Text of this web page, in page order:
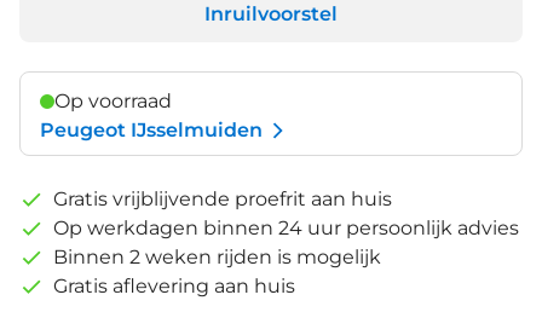
Inruilvoorstel
Op voorraad
Peugeot IJsselmuiden
Gratis vrijblijvende proefrit aan huis
Op werkdagen binnen 24 uur persoonlijk advies
Binnen 2 weken rijden is mogelijk
Gratis aflevering aan huis